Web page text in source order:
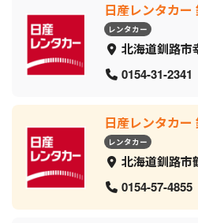
日産レンタカー
レンタカー
北海道釧路市
0154-31-2341
日産レンタカー
レンタカー
北海道釧路市
0154-57-4855